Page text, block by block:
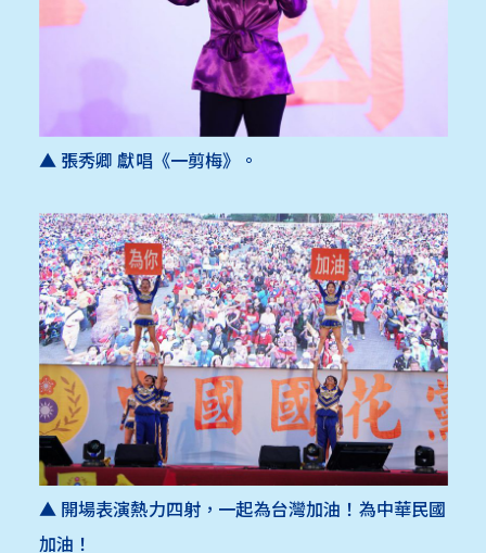
▲ 張秀卿 獻唱《一剪梅》。
▲ 開場表演熱力四射，一起為台灣加油！為中華民國
加油！